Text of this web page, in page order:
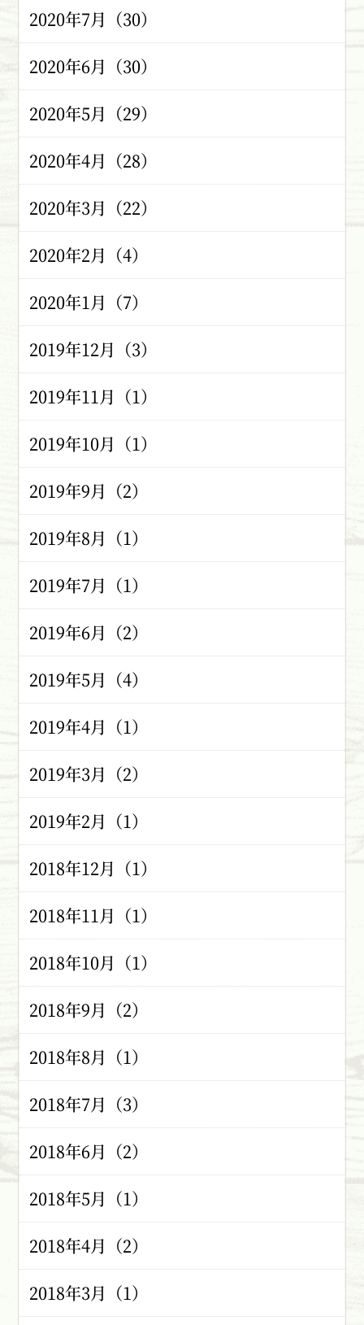
2020年7月（30）
2020年6月（30）
2020年5月（29）
2020年4月（28）
2020年3月（22）
2020年2月（4）
2020年1月（7）
2019年12月（3）
2019年11月（1）
2019年10月（1）
2019年9月（2）
2019年8月（1）
2019年7月（1）
2019年6月（2）
2019年5月（4）
2019年4月（1）
2019年3月（2）
2019年2月（1）
2018年12月（1）
2018年11月（1）
2018年10月（1）
2018年9月（2）
2018年8月（1）
2018年7月（3）
2018年6月（2）
2018年5月（1）
2018年4月（2）
2018年3月（1）